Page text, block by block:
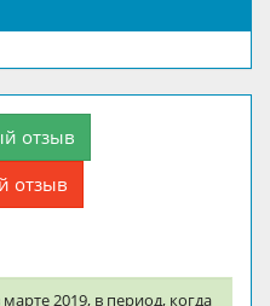
отзыв
отзыв
2019, в период, когда